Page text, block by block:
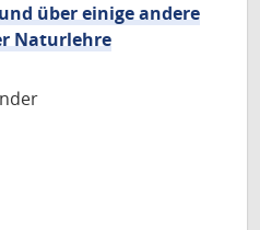
über einige andere
Naturlehre